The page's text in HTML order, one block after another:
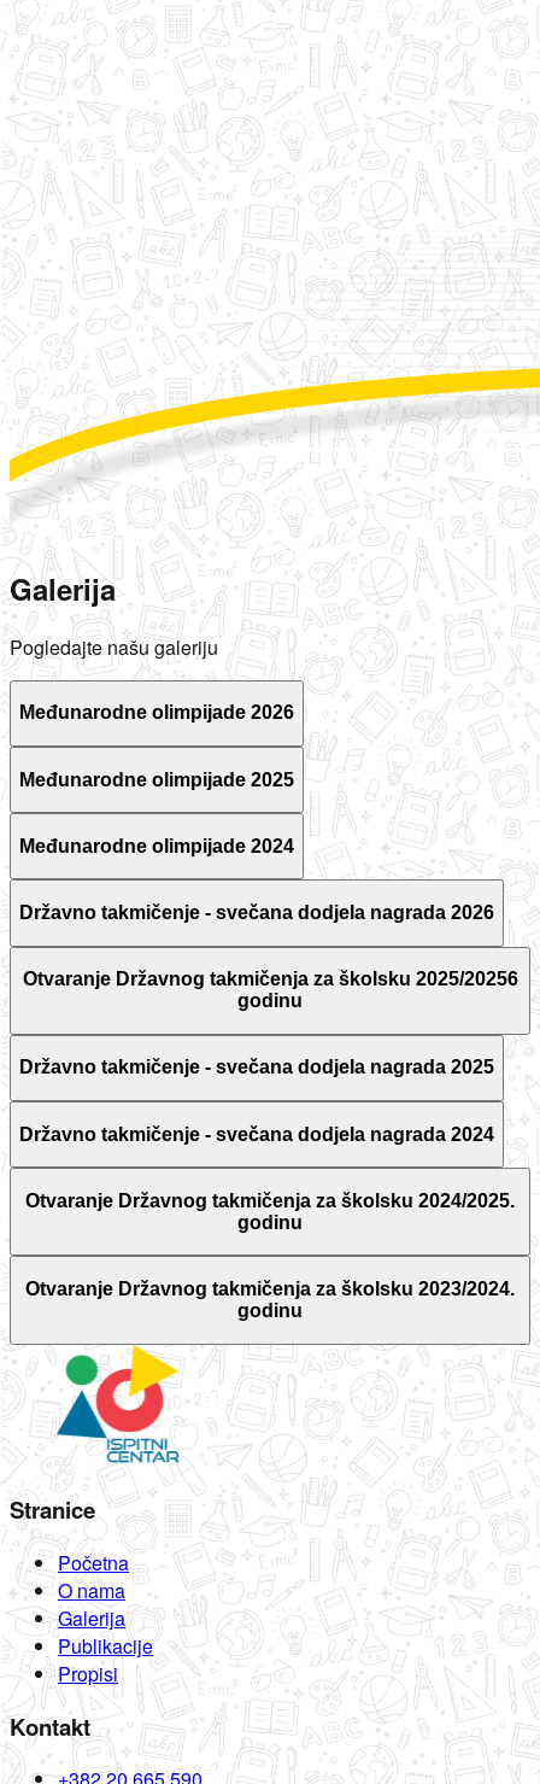
Galerija
Pogledajte našu galeriju
Međunarodne olimpijade 2026
Međunarodne olimpijade 2025
Međunarodne olimpijade 2024
Državno takmičenje - svečana dodjela nagrada 2026
Otvaranje Državnog takmičenja za školsku 2025/20256
godinu
Državno takmičenje - svečana dodjela nagrada 2025
Državno takmičenje - svečana dodjela nagrada 2024
Otvaranje Državnog takmičenja za školsku 2024/2025.
godinu
Otvaranje Državnog takmičenja za školsku 2023/2024.
godinu
Stranice
Početna
O nama
Galerija
Publikacije
Propisi
Kontakt